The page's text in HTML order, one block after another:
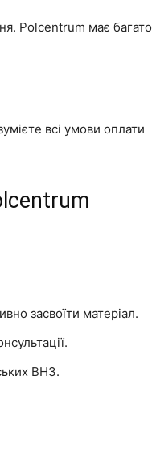
Polcentrum має багато
всі умови оплати
засвоїти матеріал.
ВНЗ.